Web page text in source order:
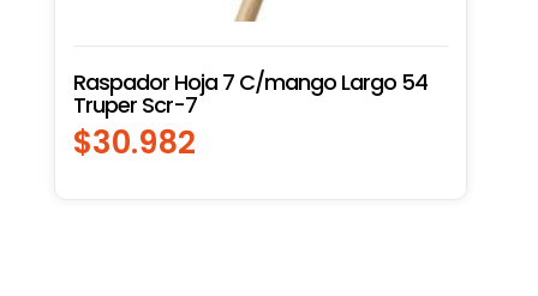
Raspador Hoja 7 C/mango Largo 54
Truper Scr-7
$30.982